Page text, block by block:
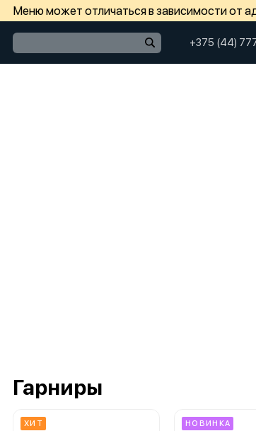
Меню может отличаться в зависимости от
+375 (44)
Гарниры
ХИТ НОВИНКА